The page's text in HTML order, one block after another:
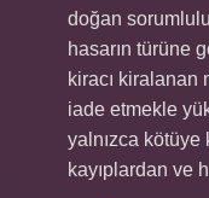
doğan
hasarın türüne
kiracı kiralanan
iade etmekle
yalnızca kötüye
kayıplardan ve